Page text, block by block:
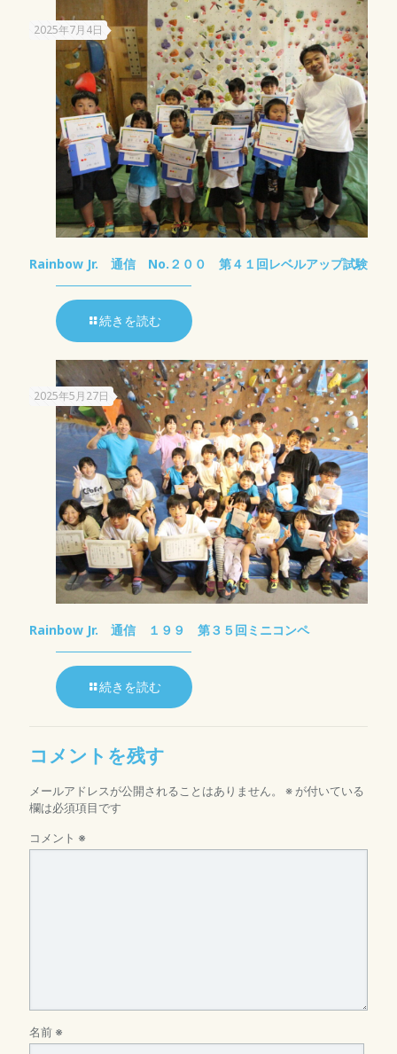
2025年7月4日
Rainbow Jr. 通信 No.２００ 第４１回レベルアップ試験
続きを読む
2025年5月27日
Rainbow Jr. 通信 １９９ 第３５回ミニコンペ
続きを読む
コメントを残す
メールアドレスが公開されることはありません。 ※ が付いている
欄は必須項目です
コメント ※
名前 ※